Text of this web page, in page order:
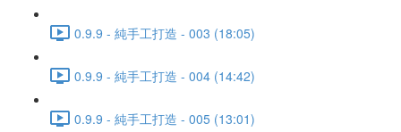
0.9.9 - 純手工打造 - 003 (18:05)
0.9.9 - 純手工打造 - 004 (14:42)
0.9.9 - 純手工打造 - 005 (13:01)